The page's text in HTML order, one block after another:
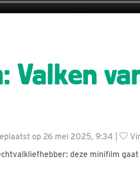
Valken
op 26 mei 2025, 9:34 |
deze minifilm